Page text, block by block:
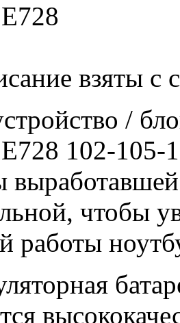
взяты с
/
102-105-
выработавшей
чтобы
работы